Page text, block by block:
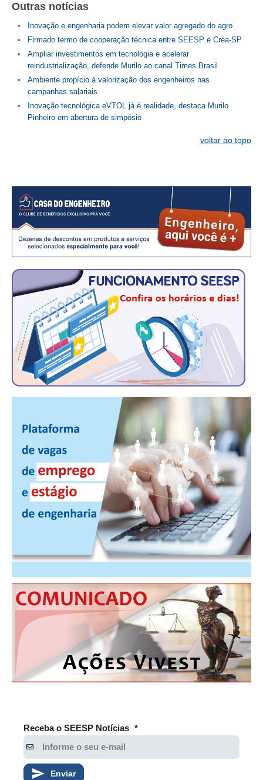
APRESENTAÇÃO
EMPREGO E ESTÁGIO
CARREIRA
AUTÔNOMOS E SERVIÇOS
NEWSLETTER
ENGENHEIRO EMPREENDEDOR
SEESP EDUCAÇÃO
BENEFÍCIOS
APOSENTADORIA
CONVÊNIOS
PLANO DE SAÚDE
SEESPPREV
CONSÓRCIOS
COMUNICAÇÃO
PALAVRA DO MURILO
NOTÍCIAS
CONTEÚDO ESPECIAL
JORNAL DO ENGENHEIRO
SEESP NOTÍCIAS
NOTÍCIAS NO WHATSAPP
FOTOS
PUBLICAÇÕES
RELEASES
CONTATO
Outras notícias
Inovação e engenharia podem elevar valor agregado do agro
Firmado termo de cooperação técnica entre SEESP e Crea-SP
Ampliar investimentos em tecnologia e acelerar
reindustrialização, defende Murilo ao canal Times Brasil
Ambiente propício à valorização dos engenheiros nas
campanhas salariais
Inovação tecnológica eVTOL já é realidade, destaca Murilo
Pinheiro em abertura de simpósio
voltar ao topo
Receba o SEESP Notícias *
Enviar